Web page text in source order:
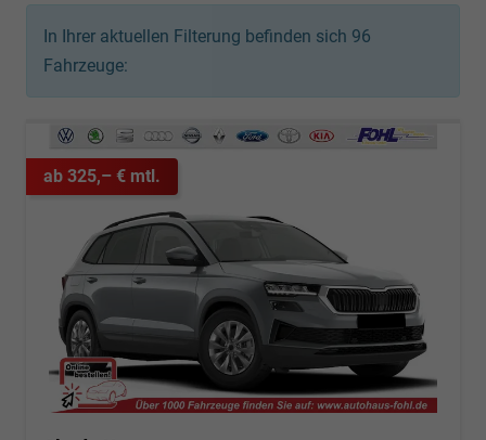
In Ihrer aktuellen Filterung befinden sich 96
Fahrzeuge:
ab 325,– € mtl.